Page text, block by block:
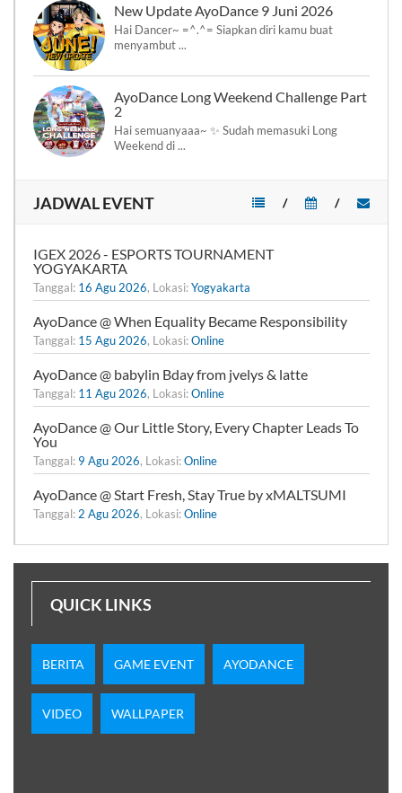
New Update AyoDance 9 Juni 2026
Hai Dancer~ =^.^= Siapkan diri kamu buat
menyambut ...
AyoDance Long Weekend Challenge Part
2
Hai semuanyaaa~ ✨ Sudah memasuki Long
Weekend di ...
JADWAL EVENT /
/
IGEX 2026 - ESPORTS TOURNAMENT
YOGYAKARTA
Tanggal: 16 Agu 2026, Lokasi:Yogyakarta
AyoDance @ When Equality Became Responsibility
Tanggal: 15 Agu 2026, Lokasi:Online
AyoDance @ babylin Bday from jvelys & latte
Tanggal: 11 Agu 2026, Lokasi:Online
AyoDance @ Our Little Story, Every Chapter Leads To
You
Tanggal: 9 Agu 2026, Lokasi:Online
AyoDance @ Start Fresh, Stay True by xMALTSUMI
Tanggal: 2 Agu 2026, Lokasi:Online
QUICK LINKS
BERITA GAME EVENT AYODANCE
VIDEO WALLPAPER